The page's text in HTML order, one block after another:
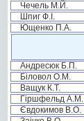
Чечель М.Й.
Шпиг Ф.І.
Ющенко П.А.
Андресюк Б.П.
Біловол О.М.
Ващук К.Т.
Гіршфельд А.М.
Євдокимов В.О.